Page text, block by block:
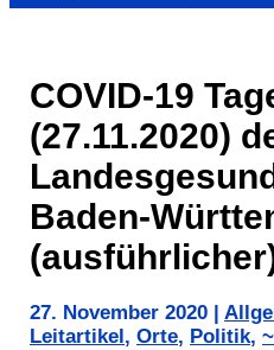
COVID-19
(27.11.2020)
Baden-
27. November 2020
Leitartikel , Orte, Politik,